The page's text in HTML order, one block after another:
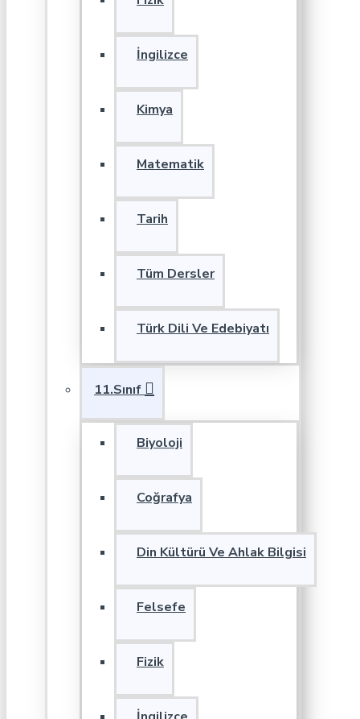
İngilizce
Kimya
Matematik
Tarih
Tüm Dersler
Türk Dili Ve Edebiyatı
11.Sınıf
Biyoloji
Coğrafya
Din Kültürü Ve Ahlak Bilgisi
Felsefe
Fizik